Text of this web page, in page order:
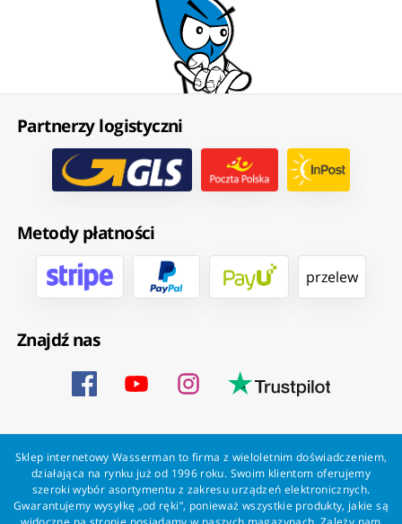
Partnerzy logistyczni
Metody płatności
przelew
Znajdź nas
Sklep internetowy Wasserman to firma z wieloletnim doświadczeniem,
działająca na rynku już od 1996 roku. Swoim klientom oferujemy
szeroki wybór asortymentu z zakresu urządzeń elektronicznych.
Gwarantujemy wysyłkę „od ręki”, ponieważ wszystkie produkty, jakie są